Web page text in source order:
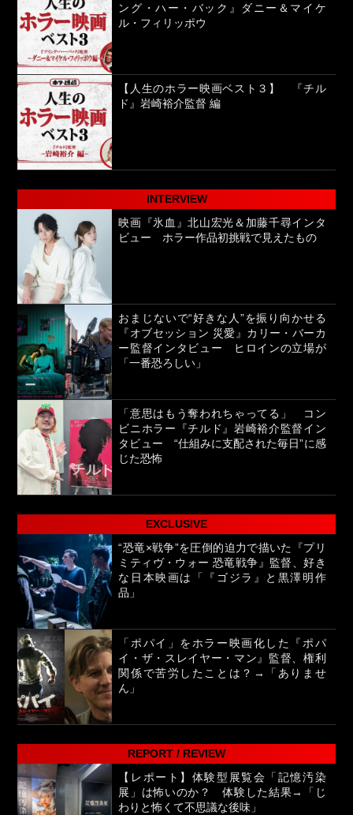
ング・ハー・バック』ダニー＆マイケ
ル・フィリッポウ
【人生のホラー映画ベスト３】 『チル
ド』岩崎裕介監督 編
INTERVIEW
映画『氷血』北山宏光＆加藤千尋インタ
ビュー ホラー作品初挑戦で見えたもの
おまじないで“好きな人”を振り向かせる
『オブセッション 災愛』カリー・バーカ
ー監督インタビュー ヒロインの立場が
「一番恐ろしい」
「意思はもう奪われちゃってる」 コン
ビニホラー『チルド』岩崎裕介監督イン
タビュー “仕組みに支配された毎日”に感
じた恐怖
EXCLUSIVE
“恐竜×戦争”を圧倒的迫力で描いた『プリ
ミティヴ・ウォー 恐竜戦争』監督、好き
な日本映画は「『ゴジラ』と黒澤明作
品」
「ポパイ」をホラー映画化した『ポパ
イ・ザ・スレイヤー・マン』監督、権利
関係で苦労したことは？→「ありませ
ん」
REPORT / REVIEW
【レポート】体験型展覧会「記憶汚染
展」は怖いのか？ 体験した結果→「じ
わりと怖くて不思議な後味」